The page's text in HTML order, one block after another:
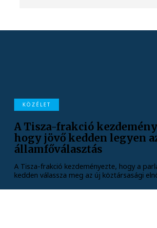
KÖZÉLET
A Tisza-frakció
hogy jövő kedden legyen
államfőválasztás
A Tisza-frakció kezdeményezte, hogy a
kedden válassza meg az új köztársasági